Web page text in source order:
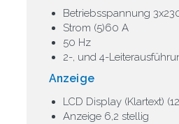
Betriebsspannung
Strom (5)60 A
50 Hz
2-, und 4-
Anzeige
LCD Display (Klartext)
Anzeige 6,2 stellig